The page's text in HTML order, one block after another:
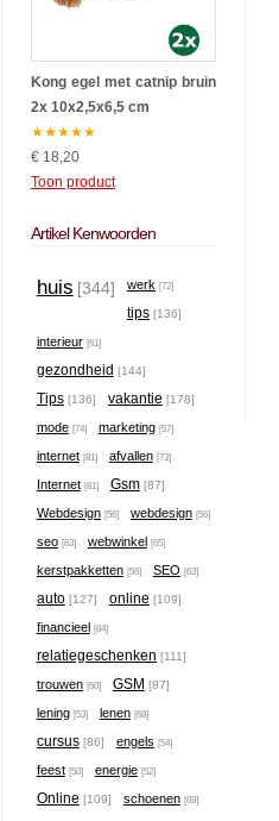
Kong egel met catnip bruin
2x 10x2,5x6,5 cm
★★★★★
€ 18,20
Toon product
Artikel Kenwoorden
huis [344] werk [72]
tips [136]
interieur [61]
gezondheid [144]
Tips [136] vakantie [178]
mode [74] marketing [57]
internet [81] afvallen [73]
Internet [81] Gsm [87]
Webdesign [56] webdesign [56]
seo [63] webwinkel [65]
kerstpakketten [56] SEO [63]
auto [127] online [109]
financieel [84]
relatiegeschenken [111]
trouwen [60] GSM [87]
lening [53] lenen [68]
cursus [86] engels [54]
feest [50] energie [52]
Online [109] schoenen [69]